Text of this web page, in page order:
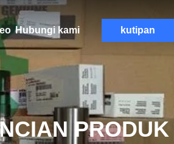
Hubungi kami kutipan
PRODUK